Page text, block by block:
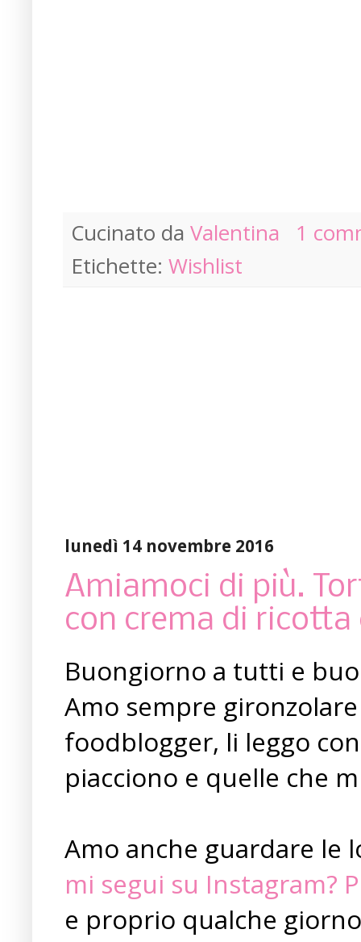
Cucinato da Valentina
1
Etichette: Wishlist
lunedì 14 novembre 2016
Amiamoci di più.
con crema di ricotta
Buongiorno a tutti e
Amo sempre
foodblogger, li leggo
piacciono e quelle che
Amo anche guardare le
mi segui su Instagram?
e proprio qualche